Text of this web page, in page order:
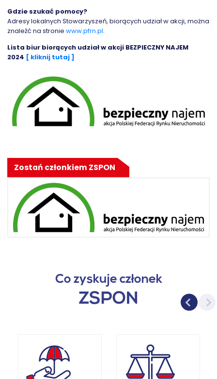
Gdzie szukać pomocy?
Adresy lokalnych Stowarzyszeń, biorących udział w akcji, można
znaleźć na stronie www.pfrn.pl.
Lista biur biorących udział w akcji BEZPIECZNY NAJEM
2024 [ kliknij tutaj ]
Zostań członkiem ZSPON
Co zyskuje członek
ZSPON